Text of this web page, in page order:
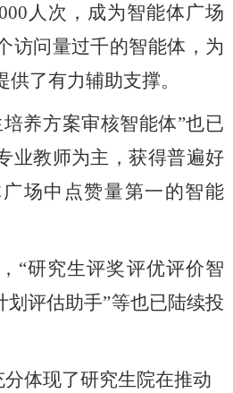
人次，成为智能体广场
访问量过千的智能体，为
了有力辅助支撑。
养方案审核智能体”也已
业教师为主，获得普遍好
场中点赞量第一的智能
“研究生评奖评优评价智
划评估助手”等也已陆续投
体现了研究生院在推动